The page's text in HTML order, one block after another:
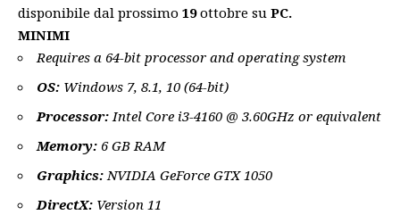
disponibile dal prossimo 19ottobre su PC.
MINIMI
Requires a 64-bit processor and operating system
OS: Windows 7, 8.1, 10 (64-bit)
Processor: Intel Core i3-4160 @ 3.60GHz or equivalent
Memory: 6 GB RAM
Graphics: NVIDIA GeForce GTX 1050
DirectX: Version 11